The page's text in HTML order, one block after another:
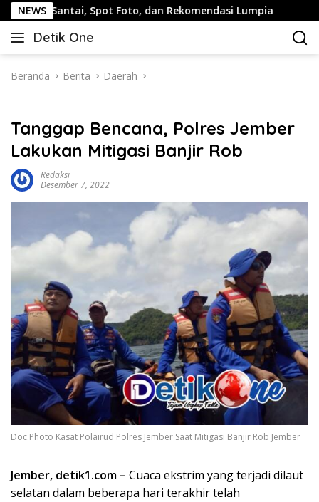
Langsung
ke
konten
NEWS
Spot Foto, dan Rekomendasi Lumpia Panduan
Detik One
Tajam
Fakta
Beranda Berita Daerah
Tanggap Bencana, Polres Jember
Lakukan Mitigasi Banjir Rob
Redaksi
Desember 7, 2022
Doc.Photo Kasat Polairud Polres Jember Saat Mitigasi Banjir Rob Jember
Jember, detik1.com – Cuaca ekstrim yang terjadi dilaut
selatan dalam beberapa hari terakhir telah